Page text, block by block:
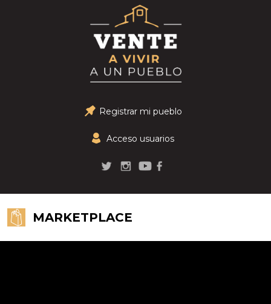
Registrar mi pueblo
Acceso usuarios
MARKETPLACE